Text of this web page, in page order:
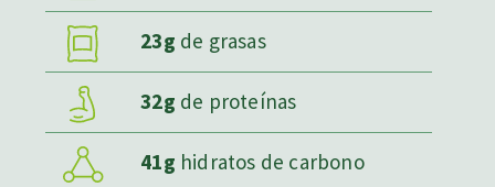
23g de grasas
32g de proteínas
41g hidratos de carbono